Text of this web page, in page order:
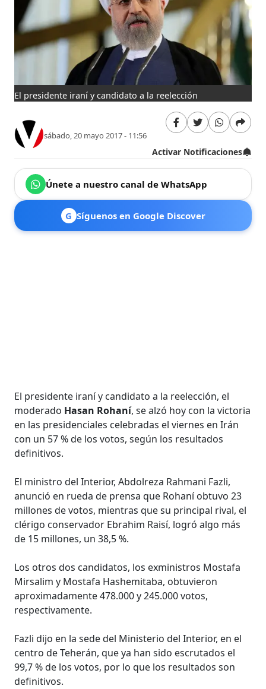
El presidente iraní y candidato a la reelección
sábado, 20 mayo 2017 - 11:56
Activar Notificaciones
Únete a nuestro canal de WhatsApp
G Síguenos en Google Discover
El presidente iraní y candidato a la reelección, el
moderado Hasan Rohaní, se alzó hoy con la victoria
en las presidenciales celebradas el viernes en Irán
con un 57 % de los votos, según los resultados
definitivos.
El ministro del Interior, Abdolreza Rahmani Fazli,
anunció en rueda de prensa que Rohaní obtuvo 23
millones de votos, mientras que su principal rival, el
clérigo conservador Ebrahim Raisí, logró algo más
de 15 millones, un 38,5 %.
Los otros dos candidatos, los exministros Mostafa
Mirsalim y Mostafa Hashemitaba, obtuvieron
aproximadamente 478.000 y 245.000 votos,
respectivamente.
Fazli dijo en la sede del Ministerio del Interior, en el
centro de Teherán, que ya han sido escrutados el
99,7 % de los votos, por lo que los resultados son
definitivos.